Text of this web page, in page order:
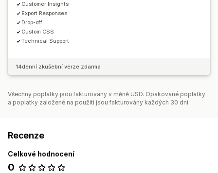
Customer Insights
Export Responses
Drop-off
Custom CSS
Technical Support
14denní zkušební verze zdarma
Všechny poplatky jsou fakturovány v měně USD. Opakované poplatky
a poplatky založené na použití jsou fakturovány každých 30 dní.
Recenze
Celkové hodnocení
0